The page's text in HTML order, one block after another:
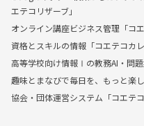
エテコリザーブ」
オンライン講座ビジネス管理「コ
資格とスキルの情報「コエテコカレ
高等学校向け情報Ⅰの教務AI・問題
趣味とまなびで毎日を、もっと楽し
協会・団体運営システム「コエテ